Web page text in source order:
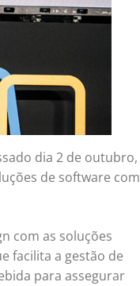
dia 2 de outubro,
de software com
com as soluções
facilita a gestão de
para assegurar